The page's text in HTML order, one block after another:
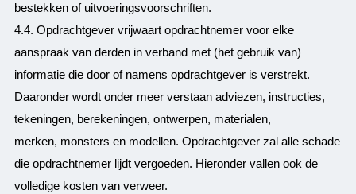
bestekken of uitvoeringsvoorschriften.
4.4. Opdrachtgever vrijwaart opdrachtnemer voor elke
aanspraak van derden in verband met (het gebruik van)
informatie die door of namens opdrachtgever is verstrekt.
Daaronder wordt onder meer verstaan adviezen, instructies,
tekeningen, berekeningen, ontwerpen, materialen,
merken, monsters en modellen. Opdrachtgever zal alle schade
die opdrachtnemer lijdt vergoeden. Hieronder vallen ook de
volledige kosten van verweer.